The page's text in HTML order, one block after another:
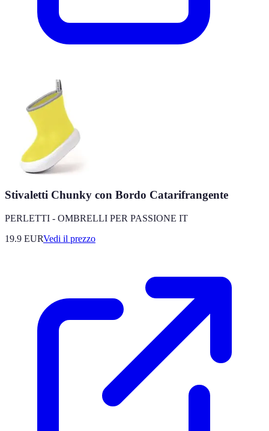
Stivaletti Chunky con Bordo Catarifrangente
PERLETTI - OMBRELLI PER PASSIONE IT
19.9 EURVedi il prezzo